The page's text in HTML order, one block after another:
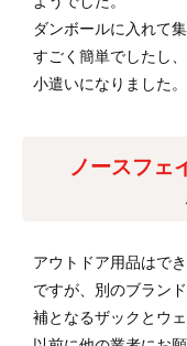
ダンボールに入れて
すごく簡単でしたし
小遣いになりました。
ノースフェ
アウトドア用品はで
ですが、別のブラン
補となるザックとウ